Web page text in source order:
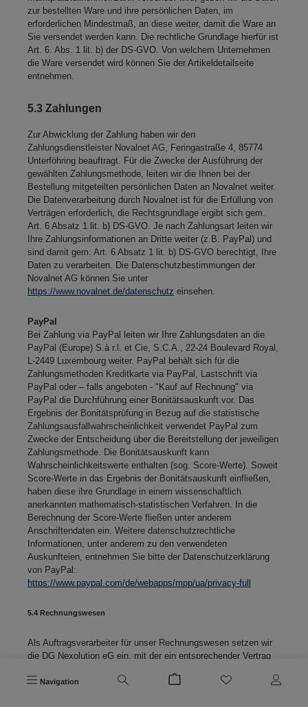
Navigation
zur bestellten Ware und ihre persönlichen Daten, im
erforderlichen Mindestmaß, an diese weiter, damit die Ware an
Sie versendet werden kann. Die rechtliche Grundlage hierfür ist
Art. 6. Abs. 1 lit. b) der DS-GVO. Von welchem Unternehmen
die Ware versendet wird können Sie der Artikeldetailseite
entnehmen.
5.3 Zahlungen
Zur Abwicklung der Zahlung haben wir den
Zahlungsdienstleister Novalnet AG, Feringastraße 4, 85774
Unterföhring beauftragt. Für die Zwecke der Ausführung der
gewählten Zahlungsmethode, leiten wir die Ihnen bei der
Bestellung mitgeteilten persönlichen Daten an Novalnet weiter.
Die Datenverarbeitung durch Novalnet ist für die Erfüllung von
Verträgen erforderlich, die Rechtsgrundlage ergibt sich gem.
Art. 6 Absatz 1 lit. b) DS-GVO. Je nach Zahlungsart leiten wir
Ihre Zahlungsinformationen an Dritte weiter (z.B. PayPal) und
sind damit gem. Art. 6 Absatz 1 lit. b) DS-GVO berechtigt, Ihre
Daten zu verarbeiten. Die Datenschutzbestimmungen der
Novalnet AG können Sie unter
https://www.novalnet.de/datenschutz einsehen.
PayPal
Bei Zahlung via PayPal leiten wir Ihre Zahlungsdaten an die
PayPal (Europe) S.à r.l. et Cie, S.C.A., 22-24 Boulevard Royal,
L-2449 Luxembourg weiter. PayPal behält sich für die
Zahlungsmethoden Kreditkarte via PayPal, Lastschrift via
PayPal oder – falls angeboten - "Kauf auf Rechnung" via
PayPal die Durchführung einer Bonitätsauskunft vor. Das
Ergebnis der Bonitätsprüfung in Bezug auf die statistische
Zahlungsausfallwahrscheinlichkeit verwendet PayPal zum
Zwecke der Entscheidung über die Bereitstellung der jeweiligen
Zahlungsmethode. Die Bonitätsauskunft kann
Wahrscheinlichkeitswerte enthalten (sog. Score-Werte). Soweit
Score-Werte in das Ergebnis der Bonitätsauskunft einfließen,
haben diese ihre Grundlage in einem wissenschaftlich
anerkannten mathematisch-statistischen Verfahren. In die
Berechnung der Score-Werte fließen unter anderem
Anschriftendaten ein. Weitere datenschutzrechtliche
Informationen, unter anderem zu den verwendeten
Auskunfteien, entnehmen Sie bitte der Datenschutzerklärung
von PayPal:
https://www.paypal.com/de/webapps/mpp/ua/privacy-full
5.4 Rechnungswesen
Als Auftragsverarbeiter für unser Rechnungswesen setzen wir
die DG Nexolution eG ein, mit der ein entsprechender Vertrag